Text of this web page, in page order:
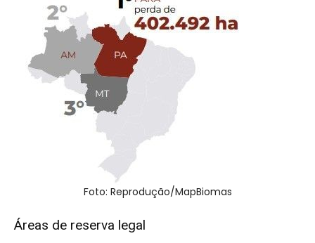
Foto: Reprodução/MapBiomas
Áreas de reserva legal